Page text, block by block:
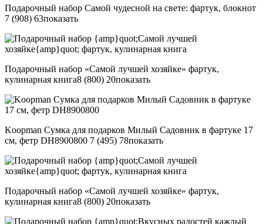
Подарочный набор Самой чудесной на свете: фартук, блокнот
7 (908) 63показать
Подарочный набор «Самой лучшей хозяйке» фартук,
кулинарная книга8 (800) 20показать
Koopman Сумка для подарков Милый Садовник в фартуке 17
см, фетр DH8900800 7 (495) 78показать
Подарочный набор «Самой лучшей хозяйке» фартук,
кулинарная книга8 (800) 20показать